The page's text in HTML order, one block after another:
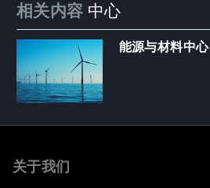
相关内容 中心
能源与材料中心
关于我们